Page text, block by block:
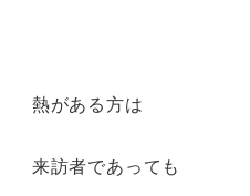
熱がある方は
来訪者であっても